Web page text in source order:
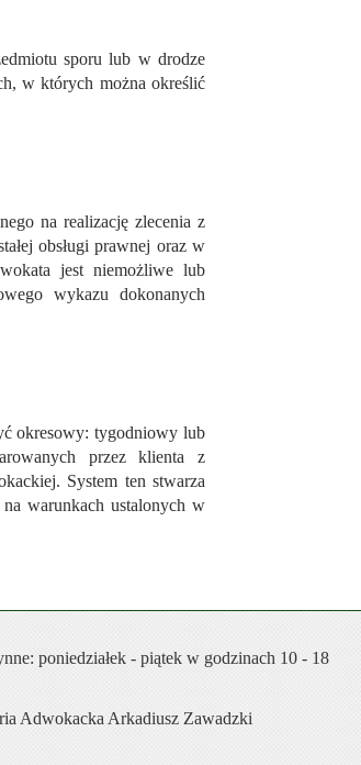
sporu lub w drodze
w których można określić
na realizację zlecenia z
obsługi prawnej oraz w
jest niemożliwe lub
wykazu dokonanych
okresowy: tygodniowy lub
przez klienta z
System ten stwarza
na warunkach ustalonych w
poniedziałek - piątek w godzinach 10 - 18
Adwokacka Arkadiusz Zawadzki